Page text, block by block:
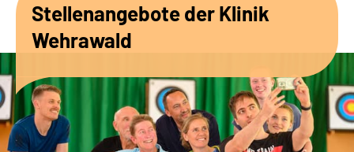
Unsere Angebote
Karriere
Sozialdienste & Zuweisende
Stellenangebote der Klinik
Wehrawald